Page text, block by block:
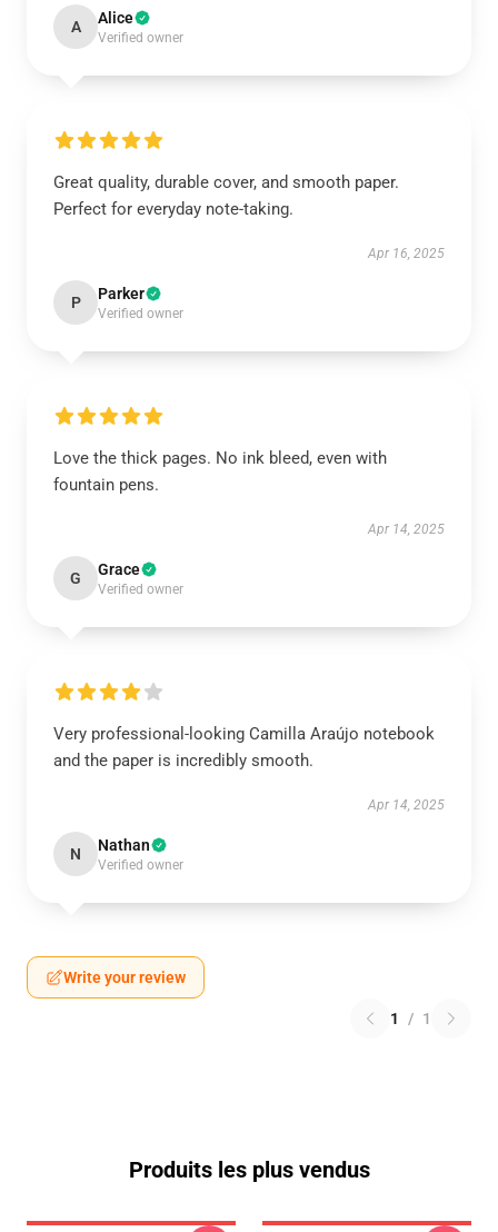
A Alice
Verified owner
Great quality, durable cover, and smooth paper.
Perfect for everyday note-taking.
Apr 16, 2025
P Parker
Verified owner
Love the thick pages. No ink bleed, even with
fountain pens.
Apr 14, 2025
G Grace
Verified owner
Very professional-looking Camilla Araújo notebook
and the paper is incredibly smooth.
Apr 14, 2025
N Nathan
Verified owner
Write your review
1 / 1
Produits les plus vendus